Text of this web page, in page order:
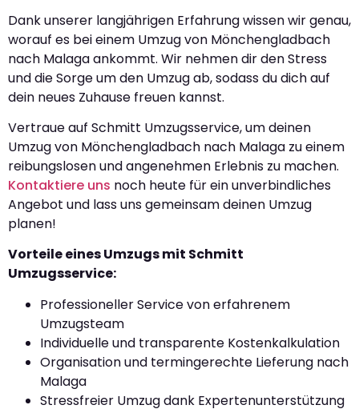
Dank unserer langjährigen Erfahrung wissen wir genau,
worauf es bei einem Umzug von Mönchengladbach
nach Malaga ankommt. Wir nehmen dir den Stress
und die Sorge um den Umzug ab, sodass du dich auf
dein neues Zuhause freuen kannst.
Vertraue auf Schmitt Umzugsservice, um deinen
Umzug von Mönchengladbach nach Malaga zu einem
reibungslosen und angenehmen Erlebnis zu machen.
Kontaktiere uns noch heute für ein unverbindliches
Angebot und lass uns gemeinsam deinen Umzug
planen!
Vorteile eines Umzugs mit Schmitt
Umzugsservice:
Professioneller Service von erfahrenem
Umzugsteam
Individuelle und transparente Kostenkalkulation
Organisation und termingerechte Lieferung nach
Malaga
Stressfreier Umzug dank Expertenunterstützung